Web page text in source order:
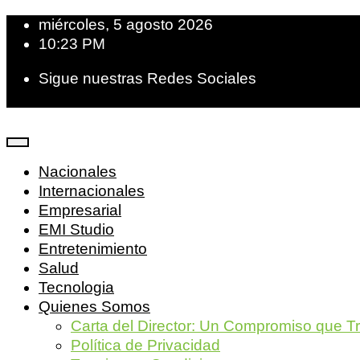
miércoles, 5 agosto 2026
10:23 PM
Sigue nuestras Redes Sociales
Nacionales
Internacionales
Empresarial
EMI Studio
Entretenimiento
Salud
Tecnologia
Quienes Somos
Carta del Director: Un Compromiso que
Política de Privacidad